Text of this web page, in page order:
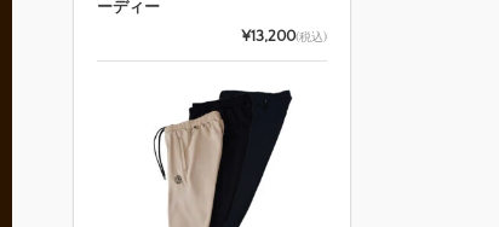
ーディー
¥13,200(税込)